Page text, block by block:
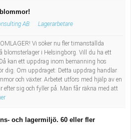
AB Lagerarbetare
Vi söker nu fler timanställda
blomsterlager i Helsingborg. Vill du ha ett
kan ett uppdrag inom bemanning hos
dig. Om uppdraget: Detta uppdrag handlar
och växter. Arbetet utförs med hjälp av en
efter sig och fyller på. Man får räkna med att
och lagermiljö. 60 eller fler